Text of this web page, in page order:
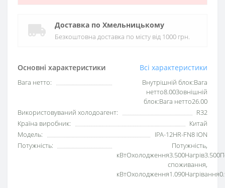
Основні характеристики Всі характеристики
Вага нетто:
Внутрішній блок:Вага
нетто8.00Зовнішній
блок:Вага нетто26.00
Використовуваний холодоагент:
R32
Країна виробник:
Китай
Модель:
IPA-12HR-FN8 ION
Потужність:
Потужність,
споживання,
Доставка по Хмельницькому
Безкоштовна доставка по місту від 1000 грн.